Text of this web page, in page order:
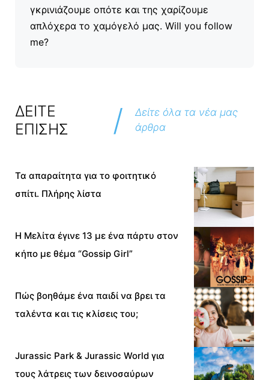
γκρινιάζουμε οπότε και της χαρίζουμε
απλόχερα το χαμόγελό μας. Will you follow
me?
ΔΕΙΤΕ
ΕΠΙΣΗΣ
/
Δείτε όλα τα νέα μας
άρθρα
Τα απαραίτητα για το φοιτητικό
σπίτι. Πλήρης λίστα
Η Μελίτα έγινε 13 με ένα πάρτυ στον
κήπο με θέμα “Gossip Girl”
Πώς βοηθάμε ένα παιδί να βρει τα
ταλέντα και τις κλίσεις του;
Jurassic Park & Jurassic World για
τους λάτρεις των δεινοσαύρων